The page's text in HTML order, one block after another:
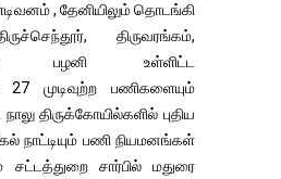
, தேனியிலும் தொடங்கி
திருவரங்கம்,
பழனி உள்ளிட்ட
27 முடிவுற்ற பணிகளையும்
திருக்கோயில்களில் புதிய
நாட்டியும் பணி நியமனங்கள்
சார்பில் மதுரை